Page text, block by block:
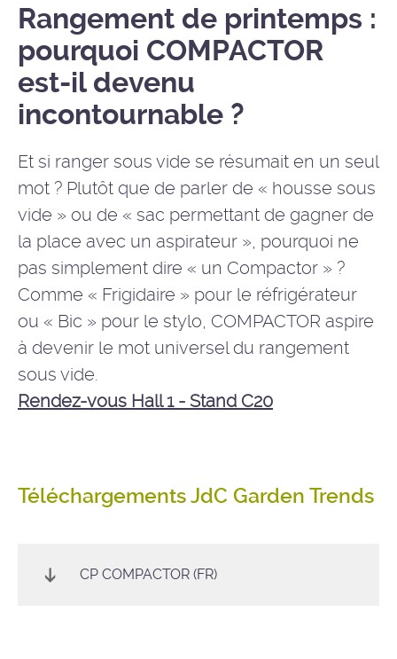
Rangement de printemps :
pourquoi COMPACTOR
est-il devenu
incontournable ?
Et si ranger sous vide se résumait en un seul
mot ? Plutôt que de parler de « housse sous
vide » ou de « sac permettant de gagner de
la place avec un aspirateur », pourquoi ne
pas simplement dire « un Compactor » ?
Comme « Frigidaire » pour le réfrigérateur
ou « Bic » pour le stylo, COMPACTOR aspire
à devenir le mot universel du rangement
sous vide.
Rendez-vous Hall 1 - Stand C20
Téléchargements JdC Garden Trends
CP COMPACTOR (FR)